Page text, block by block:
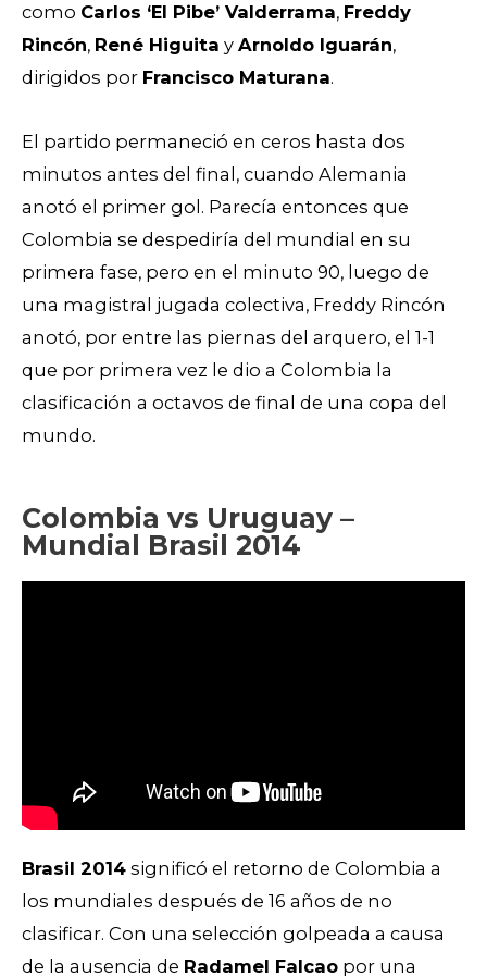
como Carlos ‘El Pibe’ Valderrama, Freddy
Rincón, René Higuita y Arnoldo Iguarán,
dirigidos por Francisco Maturana.
El partido permaneció en ceros hasta dos
minutos antes del final, cuando Alemania
anotó el primer gol. Parecía entonces que
Colombia se despediría del mundial en su
primera fase, pero en el minuto 90, luego de
una magistral jugada colectiva, Freddy Rincón
anotó, por entre las piernas del arquero, el 1-1
que por primera vez le dio a Colombia la
clasificación a octavos de final de una copa del
mundo.
Colombia vs Uruguay –
Mundial Brasil 2014
Brasil 2014 significó el retorno de Colombia a
los mundiales después de 16 años de no
clasificar. Con una selección golpeada a causa
de la ausencia de Radamel Falcao por una